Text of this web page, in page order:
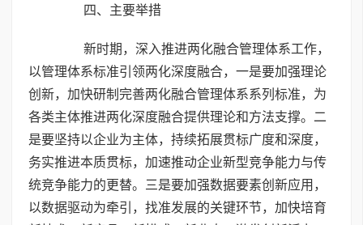
四、主要举措
新时期，深入推进两化融合管理体系工作，
以管理体系标准引领两化深度融合，一是要加强理论
创新，加快研制完善两化融合管理体系系列标准，为
各类主体推进两化深度融合提供理论和方法支撑。二
是要坚持以企业为主体，持续拓展贯标广度和深度，
务实推进本质贯标，加速推动企业新型竞争能力与传
统竞争能力的更替。三是要加强数据要素创新应用，
以数据驱动为牵引，找准发展的关键环节，加快培育